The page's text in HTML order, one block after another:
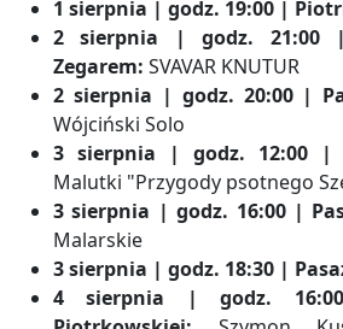
1 sierpnia | godz. 19:00 |
2 sierpnia | godz. 21:00
Zegarem: SVAVAR KNUTUR
2 sierpnia | godz. 20:00 |
Wójciński Solo
3 sierpnia | godz. 12:00 |
Malutki "Przygody psotnego
3 sierpnia | godz. 16:00 |
Malarskie
3 sierpnia | godz. 18:30 |
4 sierpnia | godz.